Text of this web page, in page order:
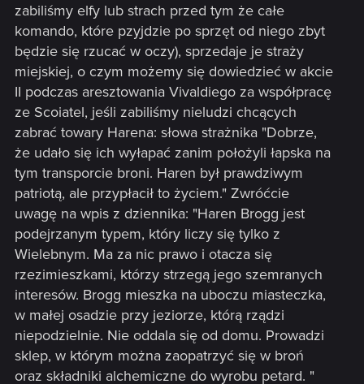
zabiliśmy elfy lub strach przed tym że całe
komando, które pzyjdzie po sprzęt od niego zbyt
będzie się rzucać w oczy), sprzedaje je straży
miejskiej, o czym możemy się dowiedzieć w akcie
II podczas aresztowania Vivaldiego za współpracę
ze Scoiatel, jeśli zabiliśmy nieludzi chcących
zabrać towary Harena: słowa strażnika "Dobrze,
że udało się ich wyłapać zanim położyli łapska na
tym transporcie broni. Haren był prawdziwym
patriotą, ale przypłacił to życiem." Zwróćcie
uwagę na wpis z dziennika: "Haren Brogg jest
podejrzanym typem, który liczy się tylko z
Wielebnym. Ma za nic prawo i otacza się
rzezimieszkami, którzy strzegą jego szemranych
interesów. Brogg mieszka na uboczu miasteczka,
w małej osadzie przy jeziorze, którą rządzi
niepodzielnie. Nie oddala się od domu. Prowadzi
sklep, w którym można zaopatrzyć się w broń
oraz składniki alchemiczne do wyrobu petard. "